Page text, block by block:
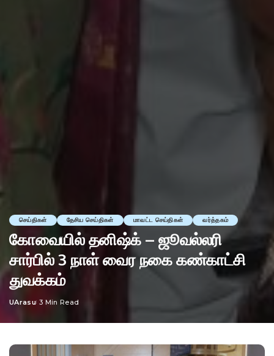
செய்திகள் தேசிய செய்திகள் மாவட்ட செய்திகள் வர்த்தகம்
கோவையில் தனிஷ்க் – ஜூவல்லரி
சார்பில் 3 நாள் வைர நகை கண்காட்சி
துவக்கம்
Posted
UArasu 3 Min Read